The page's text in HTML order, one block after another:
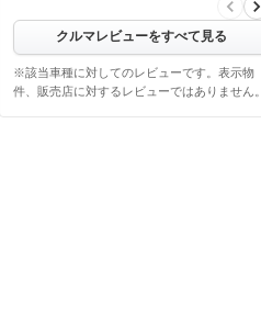
クルマレビューをすべて見る
※該当車種に対してのレビューです。表示物
件、販売店に対するレビューではありません。